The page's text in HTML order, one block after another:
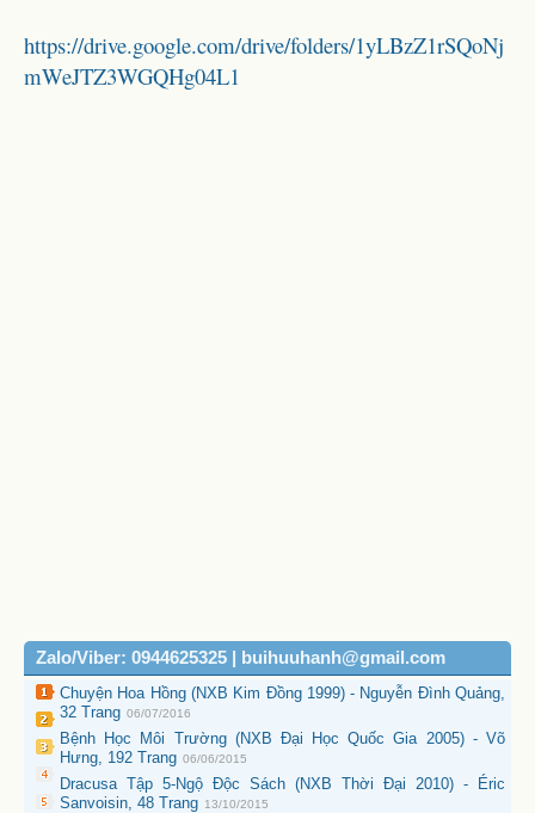
https://drive.google.com/drive/folders/1yLBzZ1rSQoNj
mWeJTZ3WGQHg04L1
Zalo/Viber: 0944625325 | buihuuhanh@gmail.com
Chuyện Hoa Hồng (NXB Kim Đồng 1999) - Nguyễn Đình Quảng,
32 Trang 06/07/2016
Bệnh Học Môi Trường (NXB Đại Học Quốc Gia 2005) - Võ
Hưng, 192 Trang 06/06/2015
Dracusa Tập 5-Ngộ Độc Sách (NXB Thời Đại 2010) - Éric
Sanvoisin, 48 Trang 13/10/2015